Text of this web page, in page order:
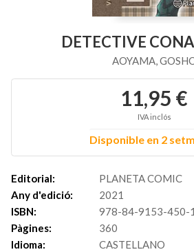
DETECTIVE
AOYAMA,
11,95 €
IVA inclós
Disponible en 2
Editorial:
PLANETA COMIC
Any d'edició:
2021
ISBN:
978-84-9153-450-1
Pàgines:
360
Idioma:
CASTELLANO